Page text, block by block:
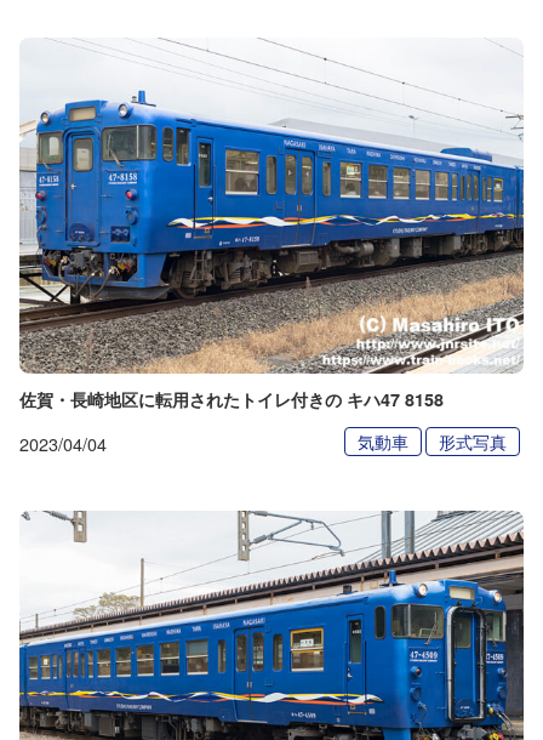
佐賀・長崎地区に転用されたトイレ付きの キハ47 8158
2023/04/04 気動車 形式写真